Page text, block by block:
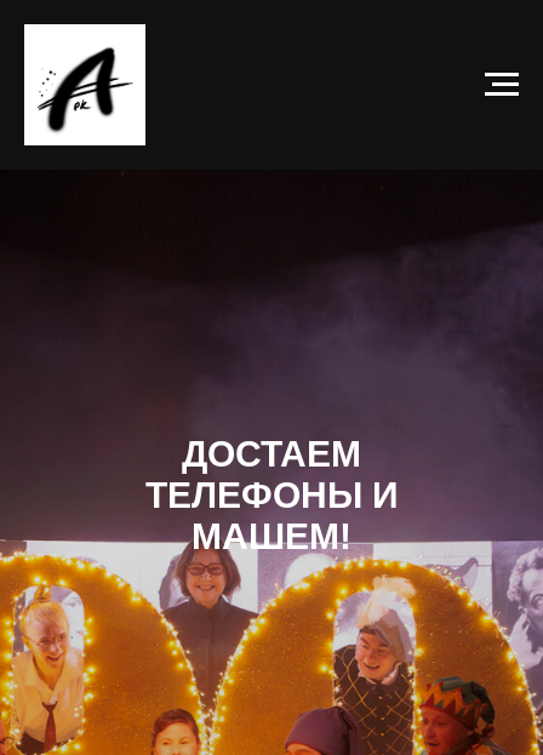
ДОСТАЕМ
ТЕЛЕФОНЫ И
МАШЕМ!